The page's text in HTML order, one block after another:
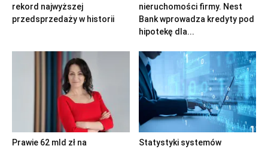
rekord najwyższej
przedsprzedaży w historii
nieruchomości firmy. Nest
Bank wprowadza kredyty pod
hipotekę dla...
Prawie 62 mld zł na
Statystyki systemów